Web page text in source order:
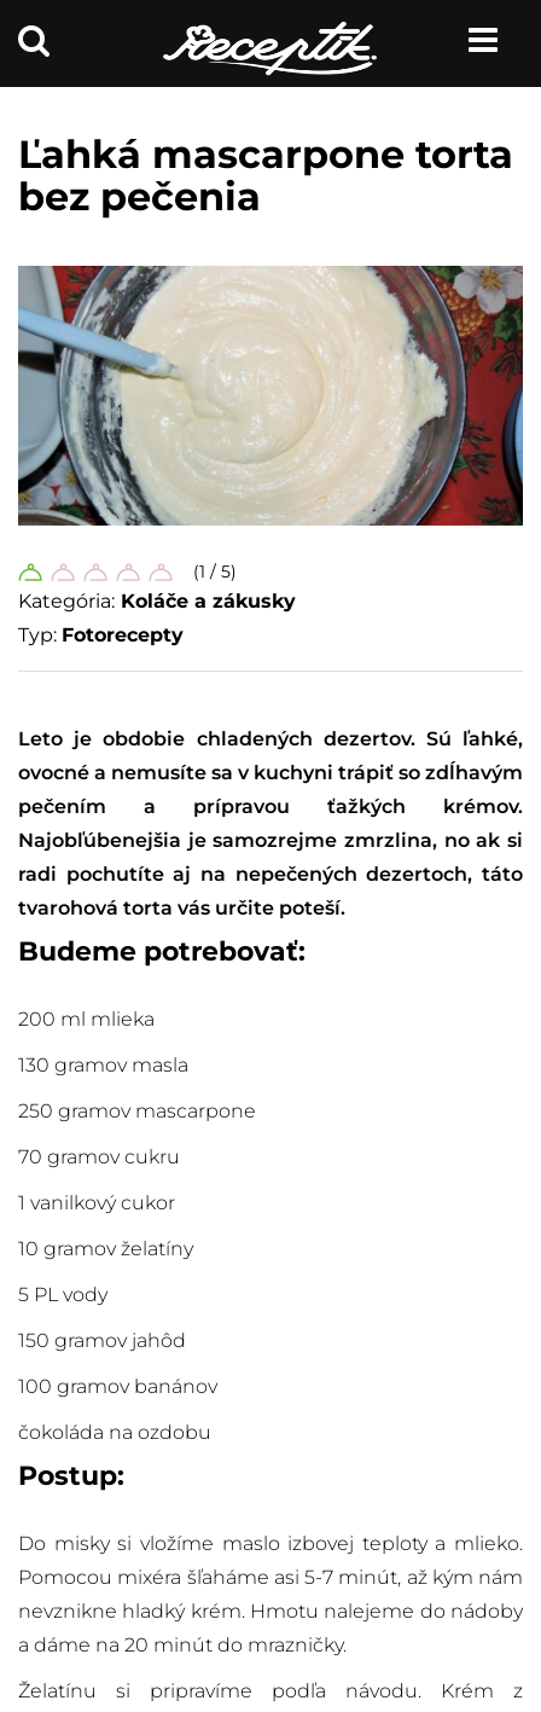
Ľahká mascarpone torta
bez pečenia
(1 / 5)
Kategória: Koláče a zákusky
Typ: Fotorecepty
Leto je obdobie chladených dezertov. Sú ľahké,
ovocné a nemusíte sa v kuchyni trápiť so zdĺhavým
pečením a prípravou ťažkých krémov.
Najobľúbenejšia je samozrejme zmrzlina, no ak si
radi pochutíte aj na nepečených dezertoch, táto
tvarohová torta vás určite poteší.
Budeme potrebovať:
200 ml mlieka
130 gramov masla
250 gramov mascarpone
70 gramov cukru
1 vanilkový cukor
10 gramov želatíny
5 PL vody
150 gramov jahôd
100 gramov banánov
čokoláda na ozdobu
Postup:
Do misky si vložíme maslo izbovej teploty a mlieko.
Pomocou mixéra šľaháme asi 5-7 minút, až kým nám
nevznikne hladký krém. Hmotu nalejeme do nádoby
a dáme na 20 minút do mrazničky.
Želatínu si pripravíme podľa návodu. Krém z